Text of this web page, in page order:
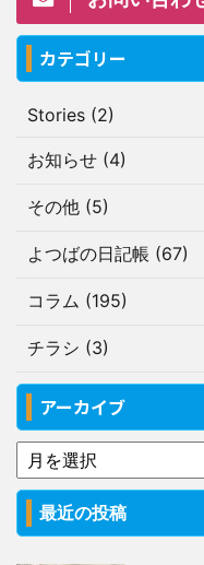
カテゴリー
Stories (2)
お知らせ (4)
その他 (5)
よつばの日記帳 (67)
コラム (195)
チラシ (3)
アーカイブ
最近の投稿